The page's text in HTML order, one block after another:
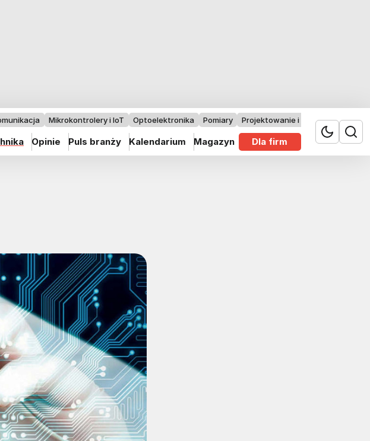
Mikrokontrolery i IoT Optoelektronika Pomiary Projektowanie i badania
Opinie Puls branży Kalendarium Magazyn Dla firm